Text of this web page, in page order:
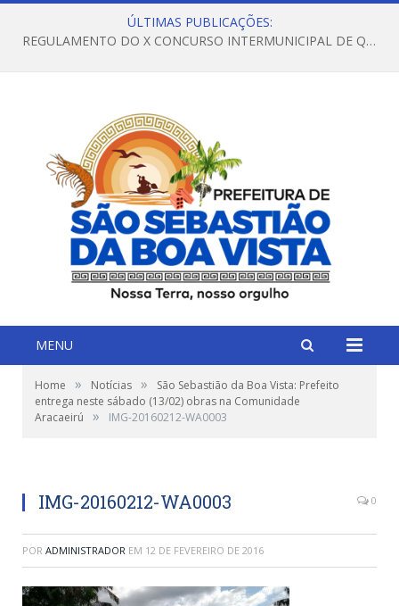
ÚLTIMAS PUBLICAÇÕES:
REGULAMENTO DO X CONCURSO INTERMUNICIPAL DE QUADRILHAS JUNINAS – 2026 – ARRAIÁ DA VENEZA
MENU
Home » Notícias »
São Sebastião da Boa Vista: Prefeito
entrega neste sábado (13/02) obras na Comunidade
Aracaeirú
» IMG-20160212-WA0003
IMG-20160212-WA0003 0
POR ADMINISTRADOR EM 12 DE FEVEREIRO DE 2016